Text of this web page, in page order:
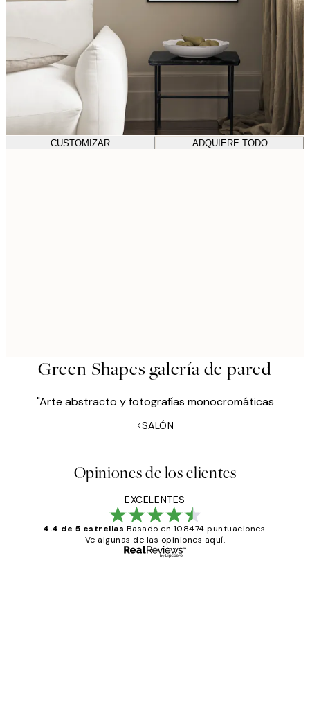
CUSTOMIZAR ADQUIERE TODO
Green Shapes galería de pared
"Arte abstracto y fotografías monocromáticas
SALÓN
Opiniones de los clientes
EXCELENTES
4.4 de 5 estrellas Basado en 108474 puntuaciones.
Ve algunas de las opiniones aquí.